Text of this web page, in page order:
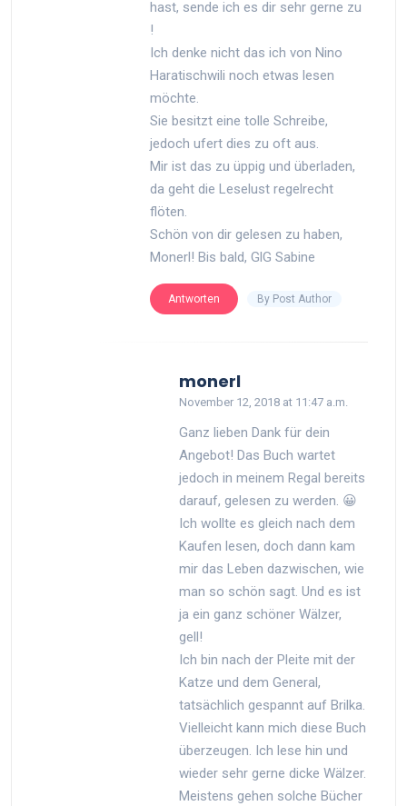
hast, sende ich es dir sehr gerne zu
!
Ich denke nicht das ich von Nino
Haratischwili noch etwas lesen
möchte.
Sie besitzt eine tolle Schreibe,
jedoch ufert dies zu oft aus.
Mir ist das zu üppig und überladen,
da geht die Leselust regelrecht
flöten.
Schön von dir gelesen zu haben,
Monerl! Bis bald, GlG Sabine
Antworten By Post Author
monerlsays:
November 12, 2018 at 11:47 a.m.
Ganz lieben Dank für dein
Angebot! Das Buch wartet
jedoch in meinem Regal bereits
darauf, gelesen zu werden. 😀
Ich wollte es gleich nach dem
Kaufen lesen, doch dann kam
mir das Leben dazwischen, wie
man so schön sagt. Und es ist
ja ein ganz schöner Wälzer,
gell!
Ich bin nach der Pleite mit der
Katze und dem General,
tatsächlich gespannt auf Brilka.
Vielleicht kann mich diese Buch
überzeugen. Ich lese hin und
wieder sehr gerne dicke Wälzer.
Meistens gehen solche Bücher